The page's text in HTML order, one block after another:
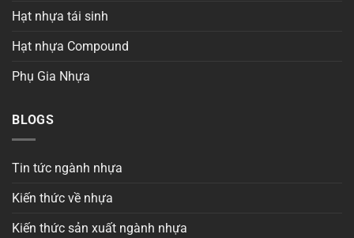
Hạt nhựa tái sinh
Hạt nhựa Compound
Phụ Gia Nhựa
BLOGS
Tin tức ngành nhựa
Kiến thức về nhựa
Kiến thức sản xuất ngành nhựa